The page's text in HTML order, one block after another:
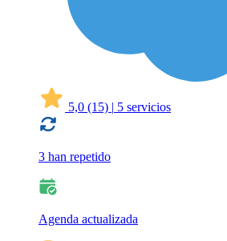
5,0 (15) | 5 servicios
3 han repetido
Agenda actualizada